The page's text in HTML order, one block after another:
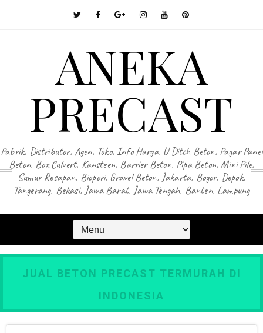
ANEKA
PRECAST
Pabrik, Distributor, Agen, Toko, Info Harga, U Ditch Beton, Pagar Panel
Beton, Box Culvert, Kansteen, Barrier Beton, Pipa Beton, Mini Pile,
Sumur Resapan, Biopori, Gravel Beton, Jakarta, Bogor, Depok,
Tangerang, Bekasi, Jawa Barat, Jawa Tengah, Banten, Lampung
JUAL BETON PRECAST TERMURAH DI
INDONESIA